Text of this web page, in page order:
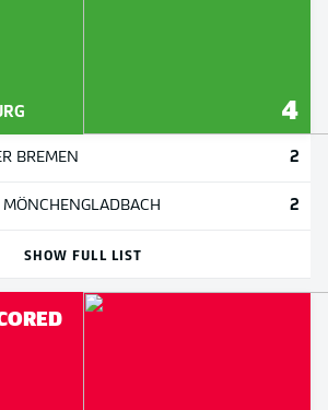
4
BREMEN 2
MÖNCHENGLADBACH 2
SHOW FULL LIST